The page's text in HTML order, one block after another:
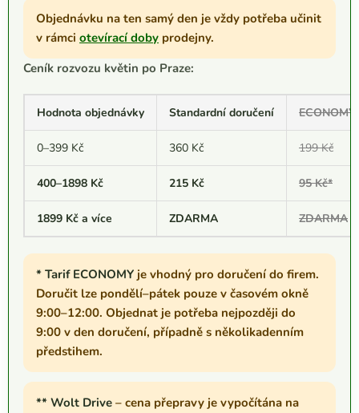
Objednávku na ten samý den je vždy potřeba učinit
v rámci otevírací doby prodejny.
Ceník rozvozu květin po Praze:
Hodnota objednávky Standardní doručení
0–399 Kč 360 Kč 199 Kč
400–1898 Kč 215 Kč 95 Kč*
1899 Kč a více ZDARMA ZDARMA
* Tarif ECONOMY je vhodný pro doručení do firem.
Doručit lze pondělí–pátek pouze v časovém okně
9:00–12:00. Objednat je potřeba nejpozději do
9:00 v den doručení, případně s několikadenním
předstihem.
** Wolt Drive – cena přepravy je vypočítána na